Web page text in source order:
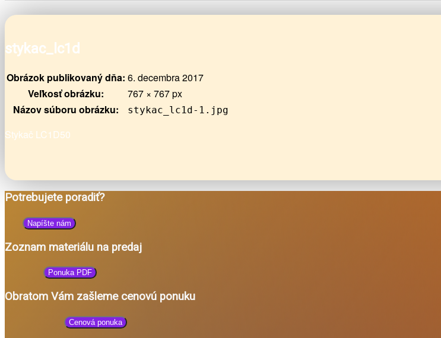
stykac_lc1d
Obrázok publikovaný dňa: 6. decembra 2017
Veľkosť obrázku:
767 × 767 px
Názov súboru obrázku:
stykac_lc1d-1.jpg
Stykač LC1D50
Potrebujete poradiť?
Napíšte nám
Zoznam materiálu na predaj
Ponuka PDF
Obratom Vám zašleme cenovú ponuku
Cenová ponuka